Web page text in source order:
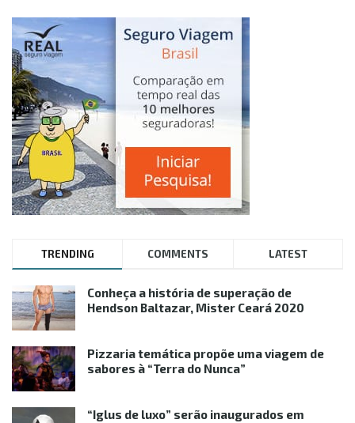
TRENDING COMMENTS LATEST
Conheça a história de superação de
Hendson Baltazar, Mister Ceará 2020
Pizzaria temática propõe uma viagem de
sabores à “Terra do Nunca”
“Iglus de luxo” serão inaugurados em